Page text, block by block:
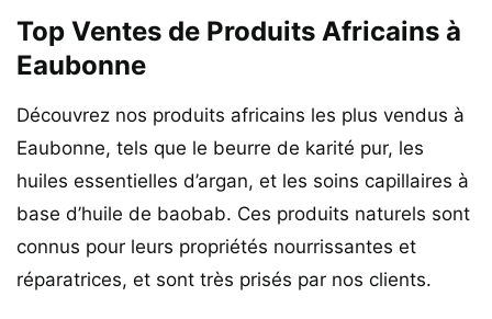
Top Ventes de Produits Africains à
Eaubonne
Découvrez nos produits africains les plus vendus à
Eaubonne, tels que le beurre de karité pur, les
huiles essentielles d’argan, et les soins capillaires à
base d’huile de baobab. Ces produits naturels sont
connus pour leurs propriétés nourrissantes et
réparatrices, et sont très prisés par nos clients.